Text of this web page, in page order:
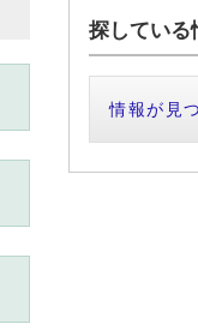
探している
情報が見